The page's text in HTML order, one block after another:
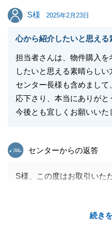
糧とさせて頂きます。
よろしくお願い申し上げま
閉
S様
S様 2025年2月23日
心から紹介したいと思える
担当者さんは、物件購入
したいと思える素晴らしい
センター長様も含めまし
応下さり、本当にありがと
今後とも宜しくお願いいた
続き
東急リバブル
センターからの返答
S様、この度はお取引いた
いましたが、S様に迅速に